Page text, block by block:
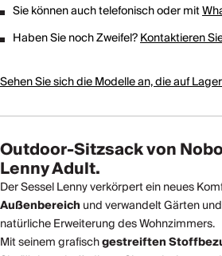
Sie können auch telefonisch oder mit
Haben Sie noch Zweifel?Kontaktieren
Sehen Sie sich die Modelle an, die auf
Outdoor-Sitzsack von
Lenny Adult.
Der Sessel Lenny verkörpert ein neues
Außenbereich und verwandelt Gärten
natürliche Erweiterung des Wohnzimmers.
Mit seinem grafischgestreiften